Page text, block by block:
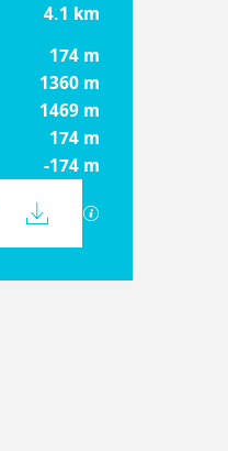
4.1 km
174 m
1360 m
1469 m
174 m
-174 m